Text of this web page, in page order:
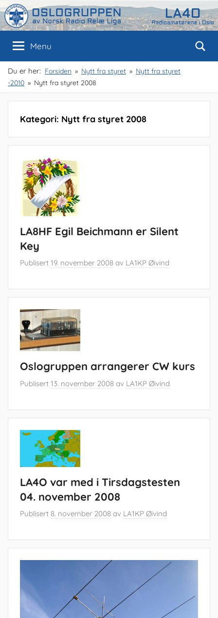
Skip
to
content
Oslogruppen
av
NRRL
Oslo
Menu
Du er her: Forsiden Nytt fra styret
Nytt fra styret
-2010
Nytt fra styret 2008
Kategori: Nytt fra styret 2008
LA8HF Egil Beichmann er Silent
Key
Publisert 19. november 2008 av LA1KP Øivind
Oslogruppen arrangerer CW kurs
Publisert 13. november 2008 av LA1KP Øivind
LA4O var med i Tirsdagstesten
04. november 2008
Publisert 8. november 2008 av LA1KP Øivind